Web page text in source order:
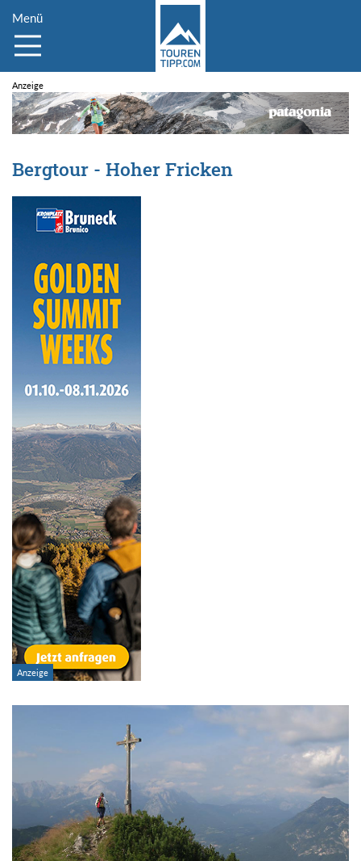
Menü
Bergtour - Hoher Fricken